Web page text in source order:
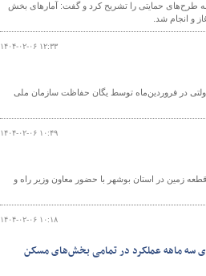
طرح‌های حمایتی را تشریح کرد و گفت: آمارهای بخش
و انجام شد.
۱۴۰۴-۰۲-۰۶ ۱۲:۳۳
و مسکن از رفع تعرض فوری ۱۱۱ هکتار زمین دولتی در فروردین‌ماه توسط یگان حفاظت سازمان ملی
۱۴۰۴-۰۲-۰۶ ۱۰:۴۹
در راستای قانون حمایت از خانواده و جوانی جمعیت، آیین واگذاری اسناد ۵۰۰ قطعه زمین در استان بوشهر با حضور معاون وزیر راه و
۱۴۰۴-۰۲-۰۶ ۱۰:۱۸
سه ماهه عملکرد در تمامی بخش‌های مسکن